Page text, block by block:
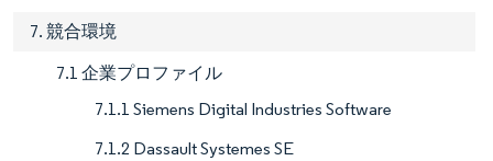
7. 競合環境
7.1 企業プロファイル
7.1.1 Siemens Digital Industries Software
7.1.2 Dassault Systemes SE